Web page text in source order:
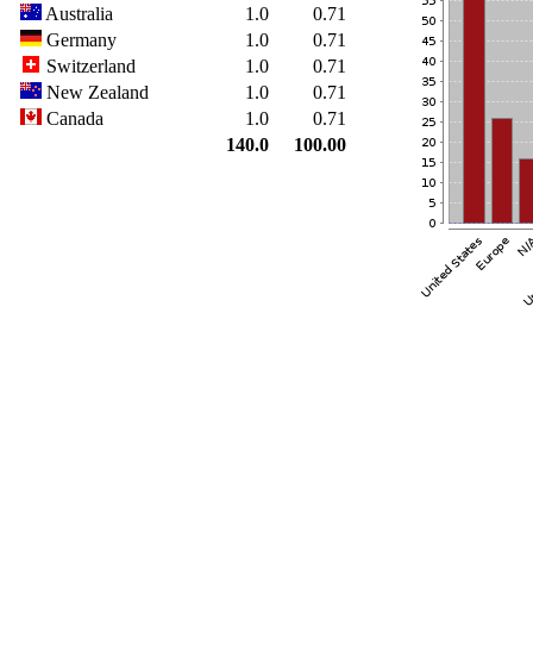
Australia
1.0
0.71
Germany
1.0
0.71
Switzerland
1.0
0.71
New Zealand
1.0
0.71
Canada
1.0
0.71
140.0
100.00